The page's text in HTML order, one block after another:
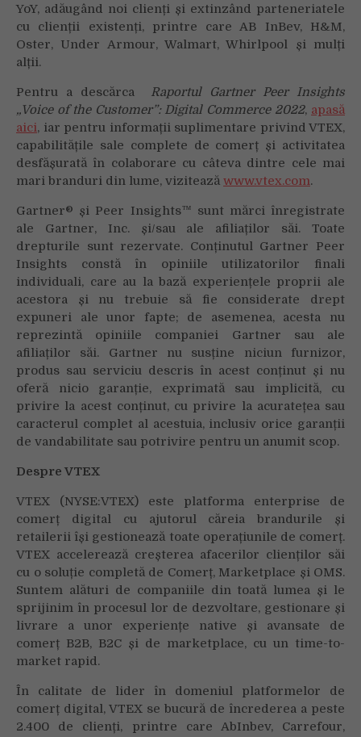
YoY, adăugând noi clienți și extinzând parteneriatele
cu clienții existenți, printre care AB InBev, H&M,
Oster, Under Armour, Walmart, Whirlpool și mulți
alții.
Pentru a descărca
Raportul Gartner Peer Insights
„Voice of the Customer”: Digital Commerce 2022, apasă
aici, iar pentru informații suplimentare privind VTEX,
capabilitățile sale complete de comerț și activitatea
desfășurată în colaborare cu câteva dintre cele mai
mari branduri din lume, vizitează www.vtex.com.
Gartner® și Peer Insights™ sunt mărci înregistrate
ale Gartner, Inc. și/sau ale afiliaților săi. Toate
drepturile sunt rezervate. Conținutul Gartner Peer
Insights constă în opiniile utilizatorilor finali
individuali, care au la bază experiențele proprii ale
acestora și nu trebuie să fie considerate drept
expuneri ale unor fapte; de asemenea, acesta nu
reprezintă opiniile companiei Gartner sau ale
afiliaților săi. Gartner nu susține niciun furnizor,
produs sau serviciu descris în acest conținut și nu
oferă nicio garanție, exprimată sau implicită, cu
privire la acest conținut, cu privire la acuratețea sau
caracterul complet al acestuia, inclusiv orice garanții
de vandabilitate sau potrivire pentru un anumit scop.
Despre VTEX
VTEX (NYSE:VTEX) este platforma enterprise de
comerț digital cu ajutorul căreia brandurile și
retailerii își gestionează toate operațiunile de comerț.
VTEX accelerează creșterea afacerilor clienților săi
cu o soluție completă de Comerț, Marketplace și OMS.
Suntem alături de companiile din toată lumea și le
sprijinim în procesul lor de dezvoltare, gestionare și
livrare a unor experiențe native și avansate de
comerț B2B, B2C și de marketplace, cu un time-to-
market rapid.
În calitate de lider în domeniul platformelor de
comerț digital, VTEX se bucură de încrederea a peste
2.400 de clienți, printre care AbInbev, Carrefour,